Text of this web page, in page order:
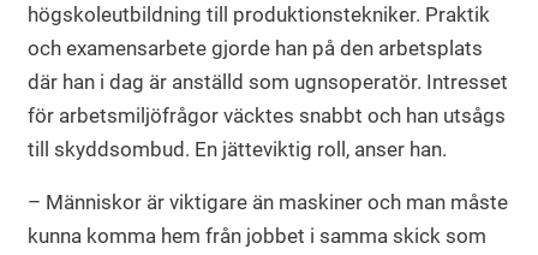
högskoleutbildning till produktionstekniker. Praktik
och examensarbete gjorde han på den arbetsplats
där han i dag är anställd som ugnsoperatör. Intresset
för arbetsmiljöfrågor väcktes snabbt och han utsågs
till skyddsombud. En jätteviktig roll, anser han.
– Människor är viktigare än maskiner och man måste
kunna komma hem från jobbet i samma skick som